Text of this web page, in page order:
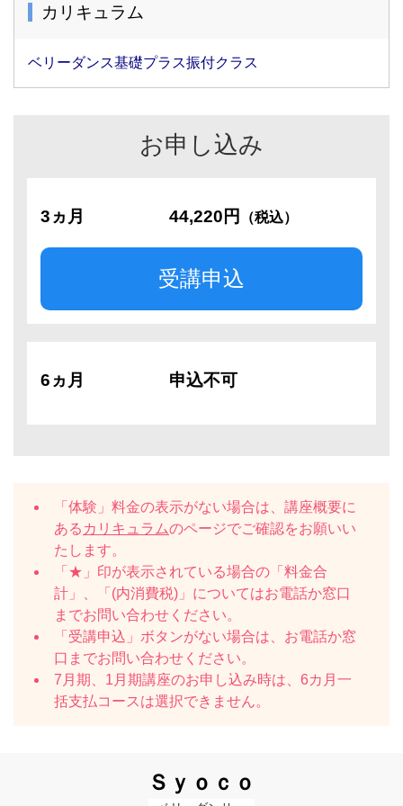
カリキュラム
ベリーダンス基礎プラス振付クラス
お申し込み
3ヵ月 44,220円 （税込）
受講申込
6ヵ月 申込不可
「体験」料金の表示がない場合は、講座概要に
ある カリキュラムのページでご確認をお願いい
たします。
「★」印が表示されている場合の「料金合
計」、「(内消費税)」についてはお電話か窓口
までお問い合わせください。
「受講申込」ボタンがない場合は、お電話か窓
口までお問い合わせください。
7月期、1月期講座のお申し込み時は、6カ月一
括支払コースは選択できません。
Ｓｙｏｃｏ